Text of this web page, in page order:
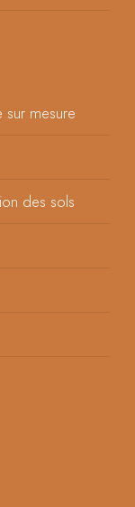
sur mesure
des sols